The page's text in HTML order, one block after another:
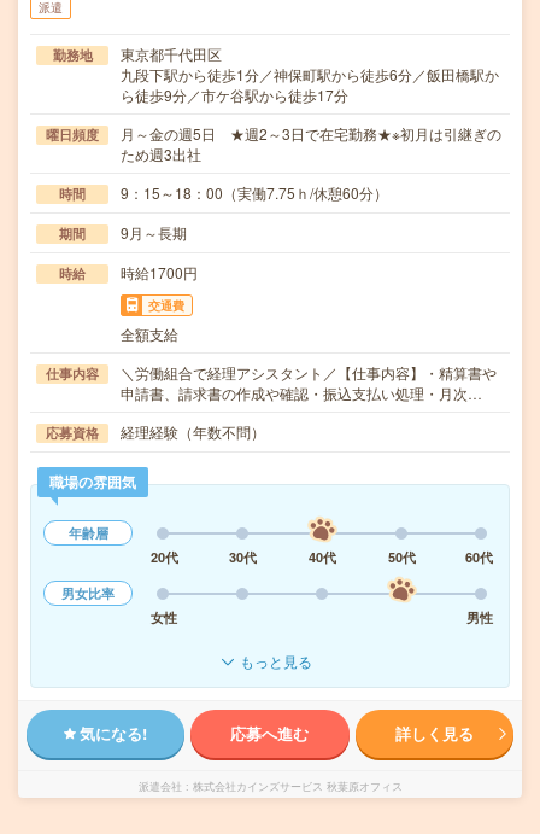
派遣
勤務地
東京都千代田区
九段下駅から徒歩1分／神保町駅から徒歩6分／飯田橋駅か
ら徒歩9分／市ケ谷駅から徒歩17分
曜日頻度
月～金の週5日 ★週2～3日で在宅勤務★※初月は引継ぎの
ため週3出社
時間 9：15～18：00（実働7.75ｈ/休憩60分）
期間 9月～長期
時給 時給1700円
交通費
全額支給
仕事内容
＼労働組合で経理アシスタント／【仕事内容】・精算書や
申請書、請求書の作成や確認・振込支払い処理・月次…
応募資格 経理経験（年数不問）
職場の雰囲気
年齢層
20代
30代 40代 50代
60代
男女比率
女性
男性
もっと見る
気になる! 応募へ進む 詳しく見る
派遣会社 株式会社カインズサービス 秋葉原オフィス